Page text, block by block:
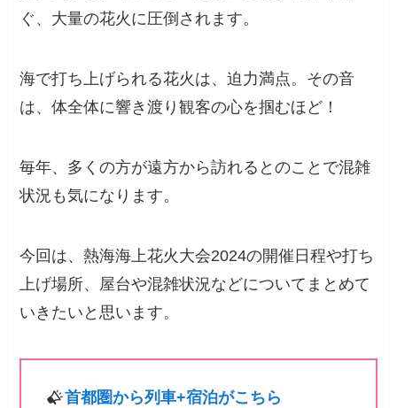
ぐ、大量の花火に圧倒されます。
海で打ち上げられる花火は、迫力満点。その音
は、体全体に響き渡り観客の心を掴むほど！
毎年、多くの方が遠方から訪れるとのことで混雑
状況も気になります。
今回は、熱海海上花火大会2024の開催日程や打ち
上げ場所、屋台や混雑状況などについてまとめて
いきたいと思います。
首都圏から列車+宿泊がこちら